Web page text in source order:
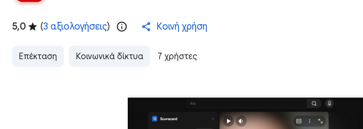
5,0 (3 αξιολογήσεις) Κοινή χρήση
Επέκταση Κοινωνικά δίκτυα 7 χρήστες